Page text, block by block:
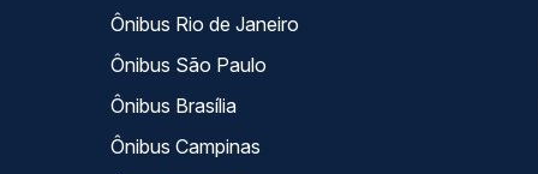
Ônibus Rio de Janeiro
Ônibus São Paulo
Ônibus Brasília
Ônibus Campinas